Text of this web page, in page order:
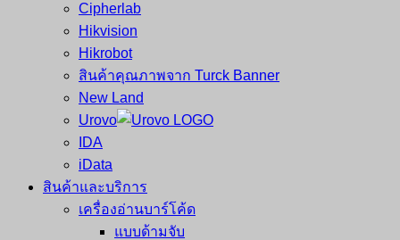
Cipherlab
Hikvision
Hikrobot
สินค้าคุณภาพจาก Turck Banner
New Land
Urovo
IDA
iData
สินค้าและบริการ
เครื่องอ่านบาร์โค้ด
แบบด้ามจับ